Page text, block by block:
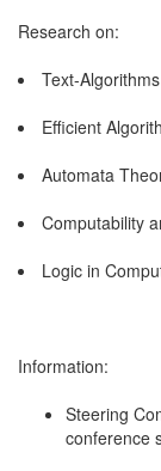
Research on:
Text-
Efficient
Automata
Computability
Logic in
Information:
Steering
conference